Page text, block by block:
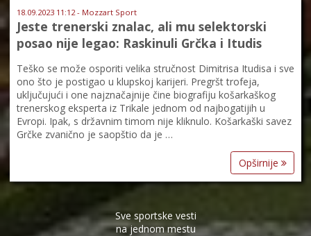
18.09.2023 11:12 - Mozzart Sport
Jeste trenerski znalac, ali mu selektorski
posao nije legao: Raskinuli Grčka i Itudis
Teško se može osporiti velika stručnost Dimitrisa Itudisa i sve
ono što je postigao u klupskoj karijeri. Pregršt trofeja,
uključujući i one najznačajnije čine biografiju košarkaškog
trenerskog eksperta iz Trikale jednom od najbogatijih u
Evropi. Ipak, s državnim timom nije kliknulo. Košarkaški savez
Grčke zvanično je saopštio da je …
Opširnije
Sve sportske vesti
na jednom mestu